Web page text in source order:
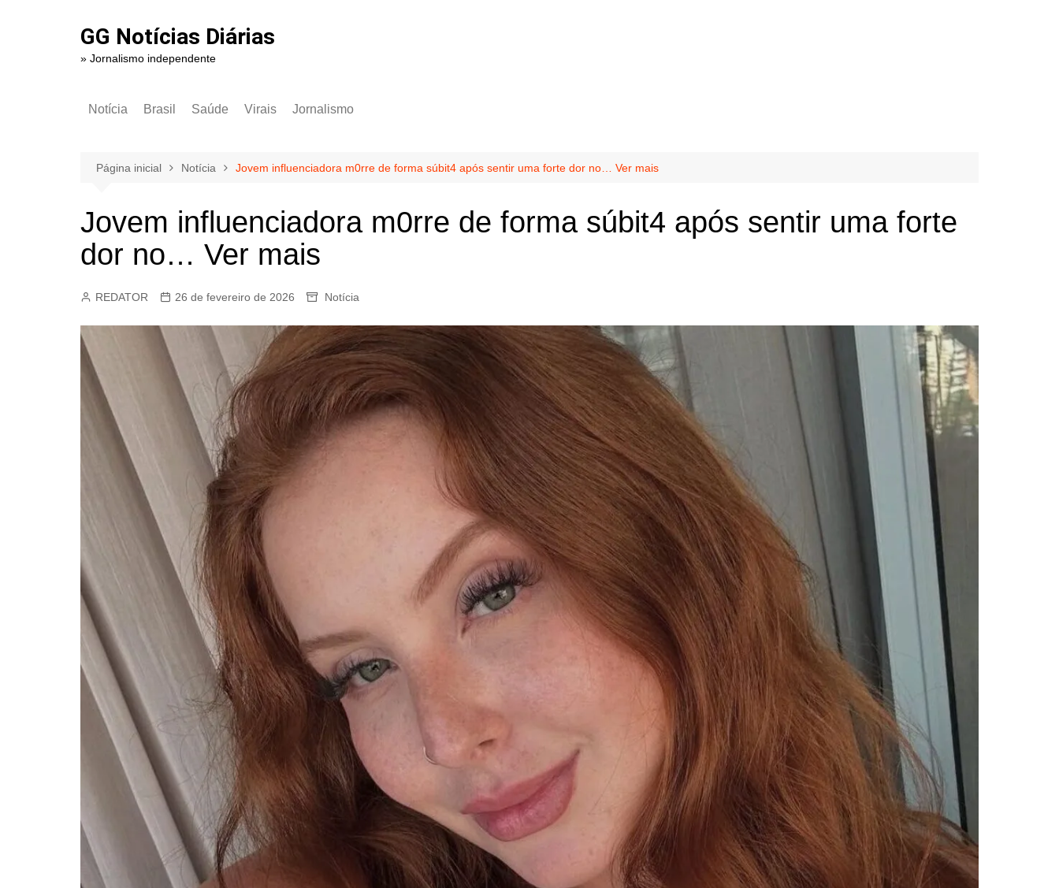
GG Notícias Diárias
» Jornalismo independente
Notícia Brasil Saúde Virais Jornalismo
Página inicial Notícia Jovem influenciadora m0rre de forma súbit4 após sentir uma forte dor no… Ver mais
Jovem influenciadora m0rre de forma súbit4 após sentir uma forte
dor no… Ver mais
REDATOR 26 de fevereiro de 2026 Notícia